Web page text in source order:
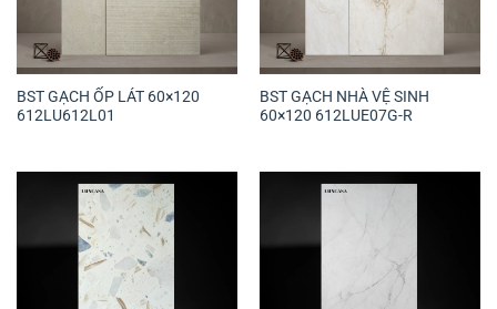
BST GẠCH ỐP LÁT 60×120
612LU612L01
BST GẠCH NHÀ VỆ SINH
60×120 612LUE07G-R